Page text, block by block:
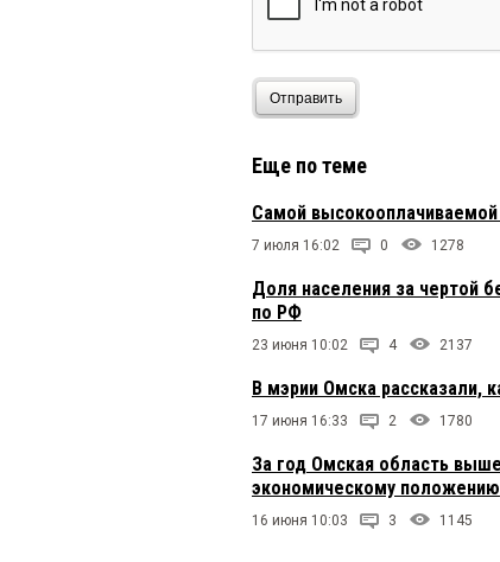
Отправить
Еще по теме
Самой
7 июля 16:02 0 1278
Доля населения за чертой
по РФ
23 июня 10:02 4 2137
В мэрии Омска рассказали,
17 июня 16:33 2 1780
За год Омская область
экономическому положению
16 июня 10:03 3 1145